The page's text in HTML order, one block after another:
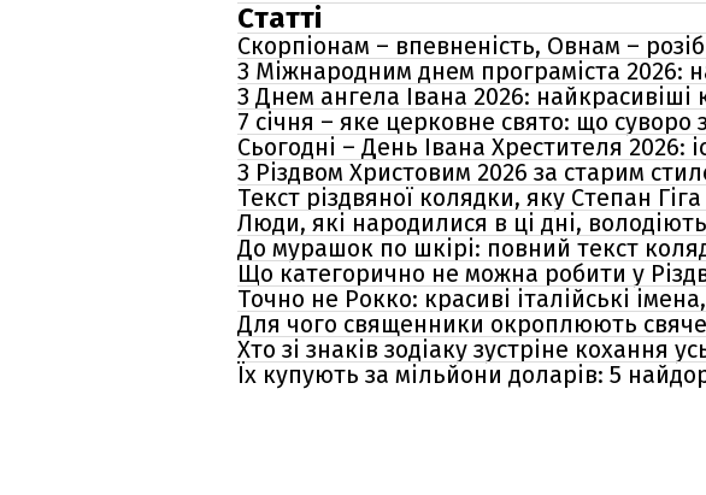
Статті
Скорпіонам – впевненість, Овнам –
З Міжнародним днем програміста 2026:
З Днем ангела Івана 2026: найкрасивіші
7 січня – яке церковне свято: що
Сьогодні – День Івана Хрестителя 2026:
З Різдвом Христовим 2026 за старим
Текст різдвяної колядки, яку Степан
Люди, які народилися в ці дні,
До мурашок по шкірі: повний текст
Що категорично не можна робити у
Точно не Рокко: красиві італійські
Для чого священники окроплюють
Хто зі знаків зодіаку зустріне кохання
Їх купують за мільйони доларів: 5